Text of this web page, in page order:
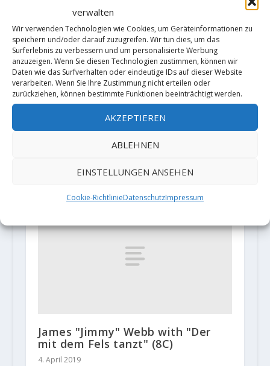
verwalten
Wir verwenden Technologien wie Cookies, um Geräteinformationen zu
speichern und/oder darauf zuzugreifen. Wir tun dies, um das
Surferlebnis zu verbessern und um personalisierte Werbung
anzuzeigen. Wenn Sie diesen Technologien zustimmen, können wir
Daten wie das Surfverhalten oder eindeutige IDs auf dieser Website
verarbeiten. Wenn Sie Ihre Zustimmung nicht erteilen oder
zurückziehen, können bestimmte Funktionen beeinträchtigt werden.
AKZEPTIEREN
ABLEHNEN
EINSTELLUNGEN ANSEHEN
Cookie-RichtlinieDatenschutzImpressum
Karo Sinnhuber with a very
James "Jimmy" Webb with "Der
mit dem Fels tanzt" (8C)
4. April 2019